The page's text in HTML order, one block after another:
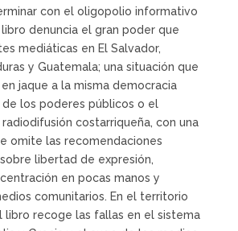
con el oligopolio informativo
libro denuncia el gran poder que
mediáticas en El Salvador,
y Guatemala; una situación que
jaque a la misma democracia
los poderes públicos o el
costarriqueña, con una
omite las recomendaciones
libertad de expresión,
en pocas manos y
comunitarios. En el territorio
libro recoge las fallas en el sistema